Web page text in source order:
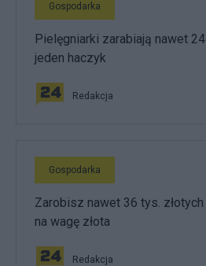
Gospodarka
Pielęgniarki zarabiają nawet
jeden haczyk
Redakcja
Gospodarka
Zarobisz nawet 36 tys.
na wagę złota
Redakcja